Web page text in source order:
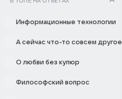
Информационные технологии
А сейчас что-то совсем другое
О любви без купюр
Философский вопрос